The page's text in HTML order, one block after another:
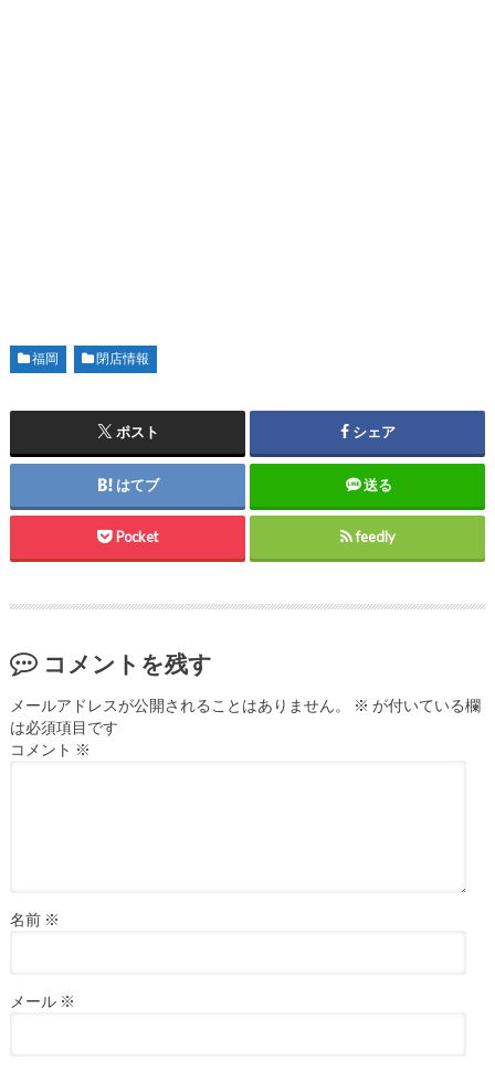
福岡 閉店情報
ポスト シェア
はてブ 送る
Pocket feedly
コメントを残す
メールアドレスが公開されることはありません。 ※ が付いている欄
は必須項目です
コメント ※
名前 ※
メール ※